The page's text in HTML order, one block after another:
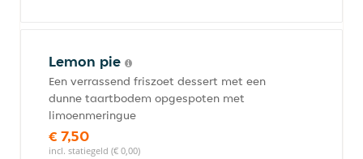
Lemon pie
Een verrassend friszoet dessert met een
dunne taartbodem opgespoten met
limoenmeringue
€ 7,50
incl. statiegeld (€ 0,00)